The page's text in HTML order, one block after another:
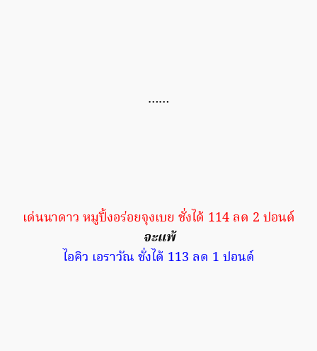
……
เด่นนาดาว หมูปิ้งอร่อยจุงเบย ชั่งได้ 114 ลด 2 ปอนด์
จะแพ้
ไอคิว เอราวัณ ชั่งได้ 113 ลด 1 ปอนด์